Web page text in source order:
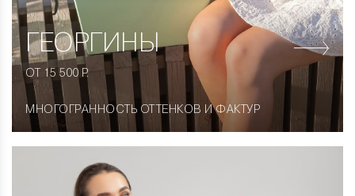
ГЕОРГИНЫ
ОТ 15 500 Р.
МНОГОГРАННОСТЬ ОТТЕНКОВ И ФАКТУР